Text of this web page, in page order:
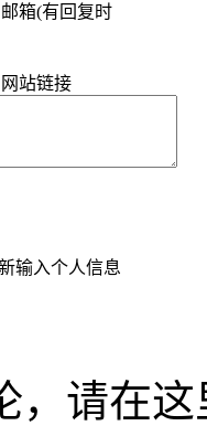
邮箱(有回复时
网站链接
输入个人信息
请在这